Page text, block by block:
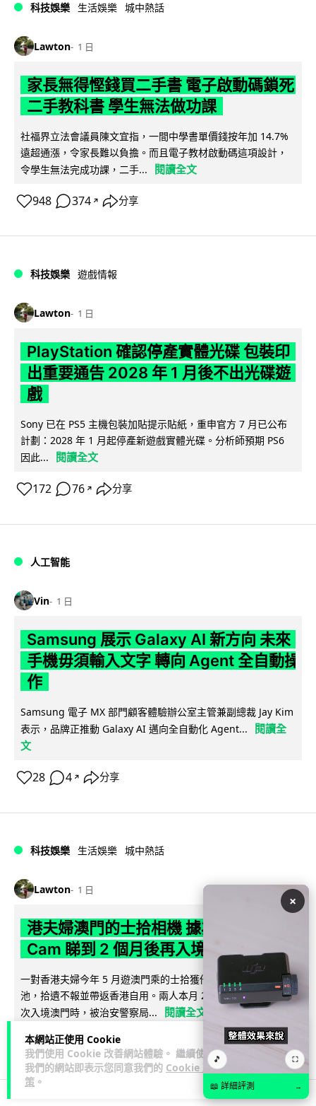
本網站正使用 Cookie
我們使用 Cookie 改善網站體驗。 繼續使用
我們的網站即表示您同意我們的 Cookie 政
策 。
科技娛樂 生活娛樂 城中熱話
Lawton 1 日
家長無得慳錢買二手書 電子啟動碼鎖死
二手教科書 學生無法做功課
社福界立法會議員陳文宜指，一間中學書單價錢按年加 14.7%
遠超通漲，令家長難以負擔。而且電子教材啟動碼這項設計，
令學生無法完成功課，二手...
閱讀全文
948 374 ↗ 分享
科技娛樂 遊戲情報
Lawton 1 日
PlayStation 確認停產實體光碟 包裝印
出重要通告 2028 年 1 月後不出光碟遊
戲
Sony 已在 PS5 主機包裝加貼提示貼紙，重申官方 7 月已公布
計劃：2028 年 1 月起停產新遊戲實體光碟。分析師預期 PS6
因此...
閱讀全文
172 76 ↗ 分享
人工智能
Vin 1 日
Samsung 展示 Galaxy AI 新方向 未來
手機毋須輸入文字 轉向 Agent 全自動操
作
Samsung 電子 MX 部門顧客體驗辦公室主管兼副總裁 Jay Kim
表示，品牌正推動 Galaxy AI 邁向全自動化 Agent...
閱讀全
文
28 4 ↗ 分享
科技娛樂 生活娛樂 城中熱話
Lawton 1 日
港夫婦澳門的士拾相機 據為己有被的士
Cam 睇到 2 個月後再入境被捕
一對香港夫婦今年 5 月遊澳門乘的士拾獲他人遺留相機及電
池，拾遺不報並帶返香港自用。兩人本月 2 日經港珠澳大橋再
次入境澳門時，被治安警察局...
閱讀全文
539 75 ↗ 分享
×
🎵 ⛶
📖 詳細評測 →